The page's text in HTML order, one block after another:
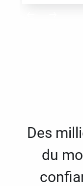
Des
du